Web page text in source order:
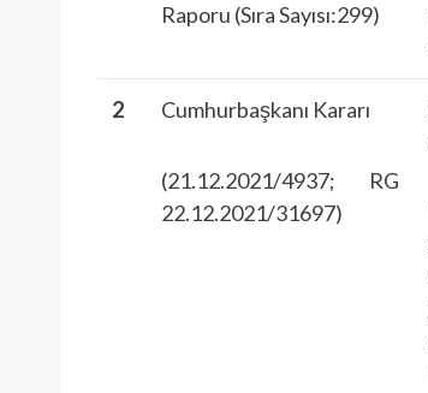
Raporu (Sıra Sayısı:299)
2 Cumhurbaşkanı Kararı
(21.12.2021/4937; RG
22.12.2021/31697)